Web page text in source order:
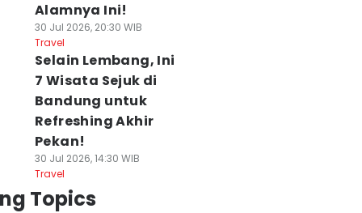
Alamnya Ini!
30 Jul 2026, 20:30 WIB
Travel
Selain Lembang, Ini
7 Wisata Sejuk di
Bandung untuk
Refreshing Akhir
Pekan!
30 Jul 2026, 14:30 WIB
Travel
Topics